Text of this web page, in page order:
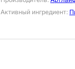
Активный ингредиент: